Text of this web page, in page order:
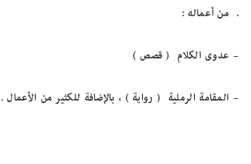
. من أعماله :
– عدوى الكلام ( قصص )
– المقامة الرملية ( رواية ) ، بالإضافة للكثير من الأعمال .